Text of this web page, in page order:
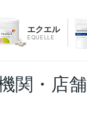
エクエル
EQUELLE
関・店舗